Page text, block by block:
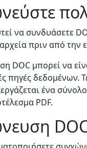
να συνδυάσετε
πριν από την
DOC μπορεί να
πηγές δεδομένων.
ένα
PDF.